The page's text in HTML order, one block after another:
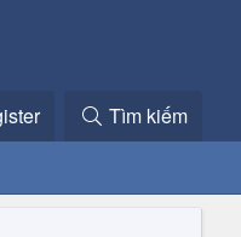
Tìm kiếm